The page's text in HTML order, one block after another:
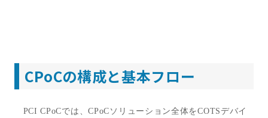
CPoCの構成と基本フロー
PCI CPoCでは、CPoC ソリューション全体をCOTSデバイ